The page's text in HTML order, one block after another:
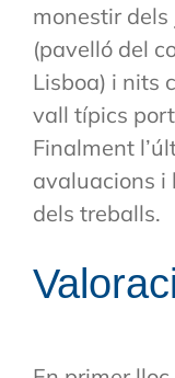
monestir dels
(pavelló del
Lisboa) i nits
vall típics
Finalment
avaluacions i
dels treballs.